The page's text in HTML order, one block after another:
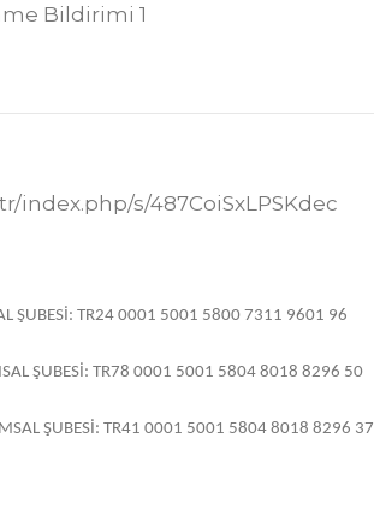
Bildirimi 1
index.php/s/487CoiSxLPSKdec
ŞUBESİ: TR24 0001 5001 5800 7311 9601 96
ŞUBESİ: TR78 0001 5001 5804 8018 8296 50
ŞUBESİ: TR41 0001 5001 5804 8018 8296 37